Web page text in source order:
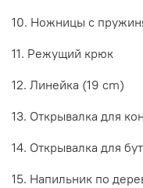
10. Ножницы с
11. Режущий крюк
12. Линейка (19 cm)
13. Открывалка для
14. Открывалка для
15. Напильник по